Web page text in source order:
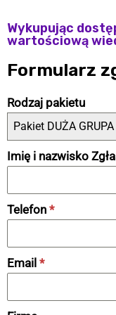
Wykupując
wartościową
Formularz
Rodzaj pakietu
Pakiet DUŻA
Imię i nazwisko
Telefon *
Email *